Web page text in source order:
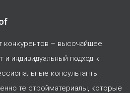
конкурентов – высочайшее
и индивидуальный подход к
консультанты
те стройматериалы, которые